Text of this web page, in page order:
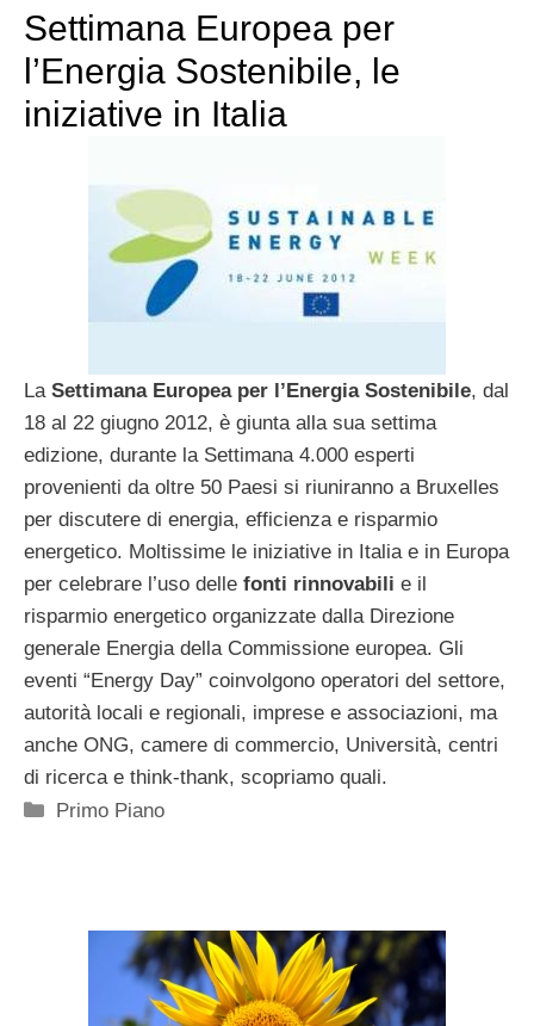
Settimana Europea per
l’Energia Sostenibile, le
iniziative in Italia
La Settimana Europea per l’Energia Sostenibile, dal
18 al 22 giugno 2012, è giunta alla sua settima
edizione, durante la Settimana 4.000 esperti
provenienti da oltre 50 Paesi si riuniranno a Bruxelles
per discutere di energia, efficienza e risparmio
energetico. Moltissime le iniziative in Italia e in Europa
per celebrare l’uso delle fonti rinnovabili e il
risparmio energetico organizzate dalla Direzione
generale Energia della Commissione europea. Gli
eventi “Energy Day” coinvolgono operatori del settore,
autorità locali e regionali, imprese e associazioni, ma
anche ONG, camere di commercio, Università, centri
di ricerca e think-thank, scopriamo quali.
Categorie
Primo Piano